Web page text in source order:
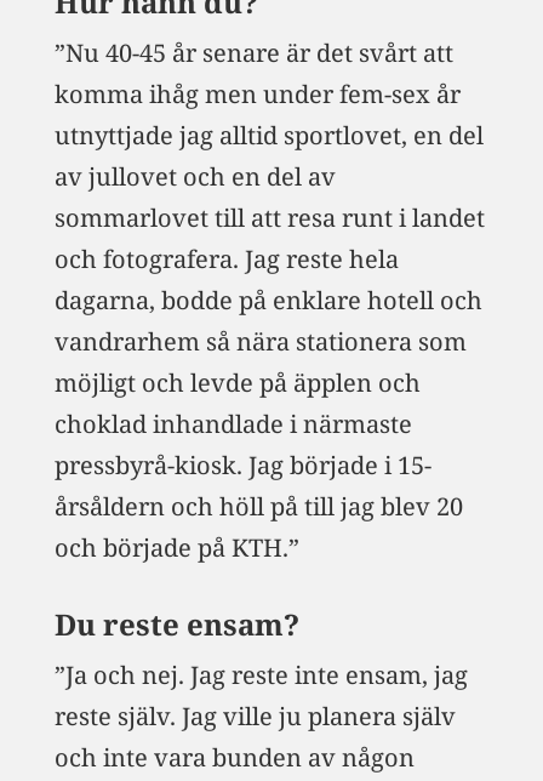
”Nu 40-45 år senare är det svårt att
komma ihåg men under fem-sex år
utnyttjade jag alltid sportlovet, en del
av jullovet och en del av
sommarlovet till att resa runt i landet
och fotografera. Jag reste hela
dagarna, bodde på enklare hotell och
vandrarhem så nära stationera som
möjligt och levde på äpplen och
choklad inhandlade i närmaste
pressbyrå-kiosk. Jag började i 15-
årsåldern och höll på till jag blev 20
och började på KTH.”
Du reste ensam?
”Ja och nej. Jag reste inte ensam, jag
reste själv. Jag ville ju planera själv
och inte vara bunden av någon